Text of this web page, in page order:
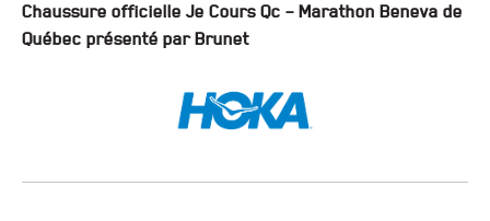
Chaussure officielle Je Cours Qc – Marathon Beneva de
Québec présenté par Brunet